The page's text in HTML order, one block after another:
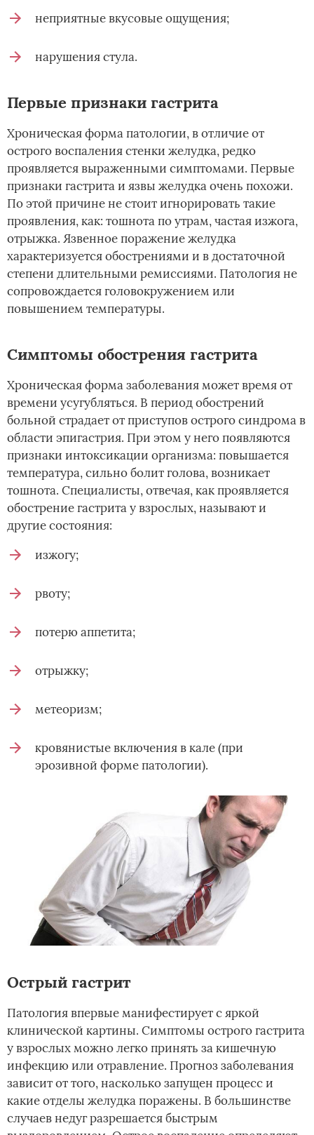
неприятные вкусовые ощущения;
нарушения стула.
Первые признаки гастрита
Хроническая форма патологии, в отличие от
острого воспаления стенки желудка, редко
проявляется выраженными симптомами. Первые
признаки гастрита и язвы желудка очень похожи.
По этой причине не стоит игнорировать такие
проявления, как: тошнота по утрам, частая изжога,
отрыжка. Язвенное поражение желудка
характеризуется обострениями и в достаточной
степени длительными ремиссиями. Патология не
сопровождается головокружением или
повышением температуры.
Симптомы обострения гастрита
Хроническая форма заболевания может время от
времени усугубляться. В период обострений
больной страдает от приступов острого синдрома в
области эпигастрия. При этом у него появляются
признаки интоксикации организма: повышается
температура, сильно болит голова, возникает
тошнота. Специалисты, отвечая, как проявляется
обострение гастрита у взрослых, называют и
другие состояния:
изжогу;
рвоту;
потерю аппетита;
отрыжку;
метеоризм;
кровянистые включения в кале (при
эрозивной форме патологии).
Острый гастрит
Патология впервые манифестирует с яркой
клинической картины. Симптомы острого гастрита
у взрослых можно легко принять за кишечную
инфекцию или отравление. Прогноз заболевания
зависит от того, насколько запущен процесс и
какие отделы желудка поражены. В большинстве
случаев недуг разрешается быстрым